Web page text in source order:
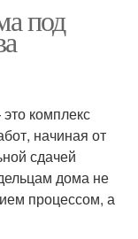
под
комплекс
начиная от
сдачей
дома не
процессом, а